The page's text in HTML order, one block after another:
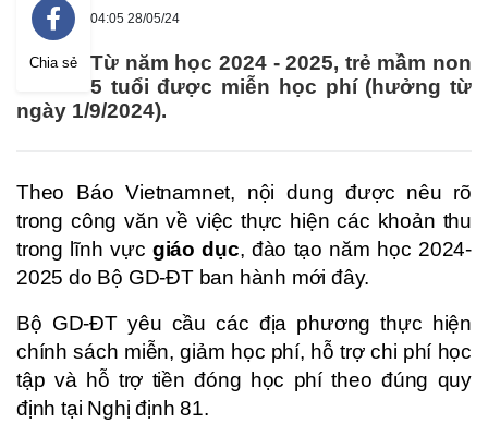
Chia sẻ
04:05 28/05/24
Từ năm học 2024 - 2025, trẻ mầm non
5 tuổi được miễn học phí (hưởng từ
ngày 1/9/2024).
Theo Báo Vietnamnet, nội dung được nêu rõ
trong công văn về việc thực hiện các khoản thu
trong lĩnh vực giáo dục, đào tạo năm học 2024-
2025 do Bộ GD-ĐT ban hành mới đây.
Bộ GD-ĐT yêu cầu các địa phương thực hiện
chính sách miễn, giảm học phí, hỗ trợ chi phí học
tập và hỗ trợ tiền đóng học phí theo đúng quy
định tại Nghị định 81.